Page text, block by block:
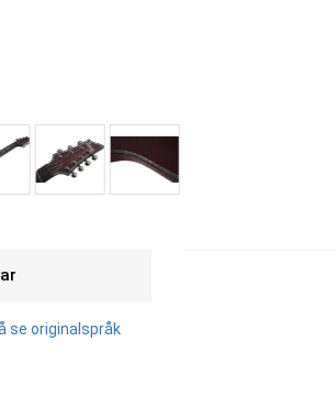
se originalspråk